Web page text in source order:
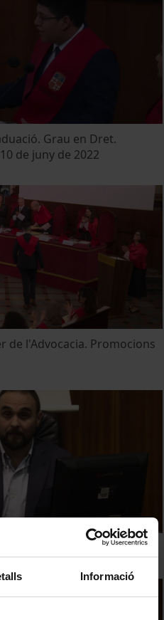
Informació
Grau en Dret.
de juny de 2022
de l'Advocacia. Promocions